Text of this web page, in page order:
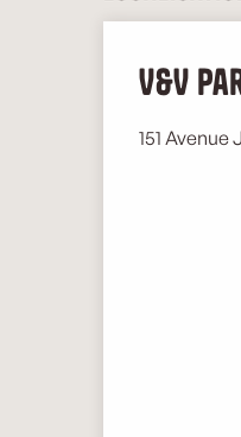
V&V
151